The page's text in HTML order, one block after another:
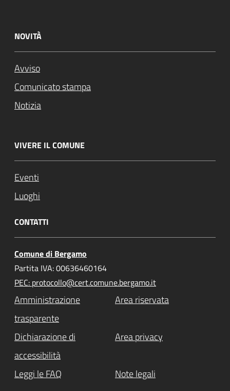
NOVITÀ
Avviso
Comunicato stampa
Notizia
VIVERE IL COMUNE
Eventi
Luoghi
CONTATTI
Comune di Bergamo
Partita IVA: 00636460164
PEC: protocollo@cert.comune.bergamo.it
Amministrazione
trasparente
Area riservata
Dichiarazione di
accessibilità
Area privacy
Leggi le FAQ Note legali